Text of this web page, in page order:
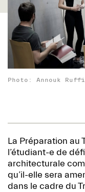
Photo: Annouk
La Préparation au
l’étudiant-e de
architecturale
qu’il-elle sera
dans le cadre du